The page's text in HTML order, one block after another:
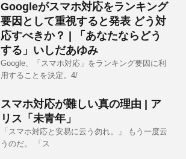
Googleがスマホ対応をランキング
要因として重視すると発表 どう対
応すべきか？ | 「あなたならどう
する」いしだあゆみ
Google、「スマホ対応」をランキング要因に利
用することを決定。4/
スマホ対応が難しい真の理由 | ア
リス「未青年」
「スマホ対応と安易に云う勿れ。」 もう一度云
うのだ。 「ス